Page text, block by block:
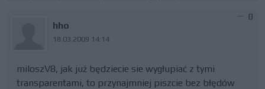
hho
18.03.2009 14:14
0
miloszV8, jak już będziecie sie wygłupiać z tymi
transparentami, to przynajmniej piszcie bez błędów